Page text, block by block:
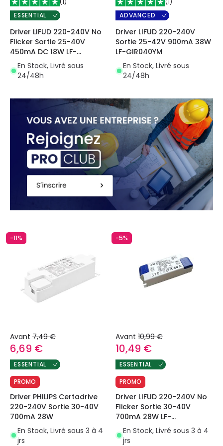
ESSENTIAL
Driver LIFUD 220-240V No
Flicker Sortie 25-40V
450mA DC 18W LF-
GIF018YS0450H
En Stock, Livré sous
24/48h
ADVANCED
Driver LIFUD 220-240V
Sortie 25-42V 900mA 38W
LF-GIR040YM
En Stock, Livré sous
24/48h
-11%
Avant 7,49 €
6,69 €
ESSENTIAL
PROMO
Driver PHILIPS Certadrive
220-240V Sortie 30-40V
700mA 28W
En Stock, Livré sous 3 à 4
jrs
-5%
Avant 10,99 €
10,49 €
ESSENTIAL
PROMO
Driver LIFUD 220-240V No
Flicker Sortie 30-40V
700mA 28W LF-
GIF030YCII0700U
En Stock, Livré sous 3 à 4
jrs